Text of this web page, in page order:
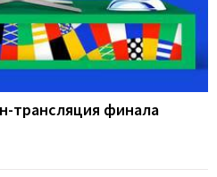
трансляция финала